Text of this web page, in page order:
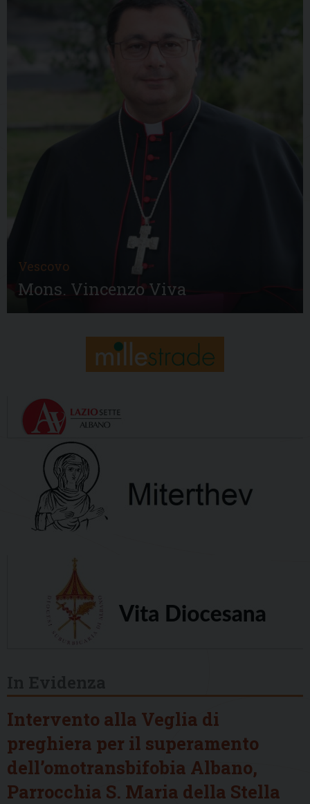
Vescovo
Mons. Vincenzo Viva
Intervento alla Veglia di
preghiera per il superamento
dell’omotransbifobia Albano,
Parrocchia S. Maria della Stella